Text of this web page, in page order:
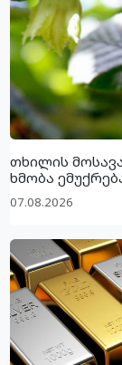
თხილის
ხმობა
07.08.2026